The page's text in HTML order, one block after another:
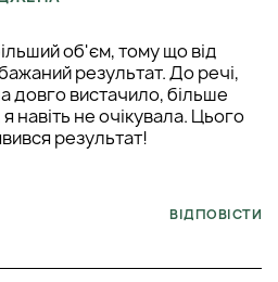
об'єм, тому що від
результат. До речі,
довго вистачило, більше
навіть не очікувала. Цього
результат!
ВІДПОВІСТИ